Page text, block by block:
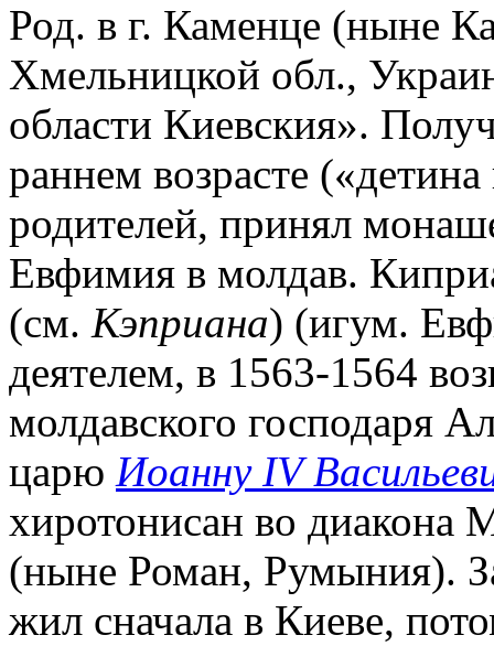
Род. в г. Каменце (ныне
Хмельницкой обл.,
области Киевския».
раннем возрасте
родителей, принял
Евфимия в молдав.
(см. Кэприана) (игум.
деятелем, в 1563-1564
молдавского господаря
царю Иоанну IV
хиротонисан во диакона
(ныне Роман, Румыния).
жил сначала в Киеве,